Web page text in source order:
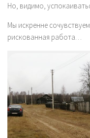
Но, видимо,
Мы искренне
рискованная работа…